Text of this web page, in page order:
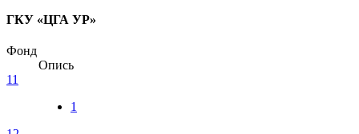
ГКУ «ЦГА УР»
Фонд
Опись
11
1